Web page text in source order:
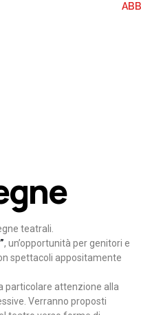
teatrali.
, un’opportunità per genitori e
spettacoli appositamente
particolare attenzione alla
Verranno proposti